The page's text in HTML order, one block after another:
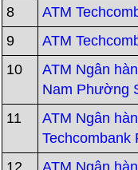
8 ATM
9
ATM
10
ATM Ngân
Nam Phường
11
ATM Ngân
Techcombank
12
ATM Ngân